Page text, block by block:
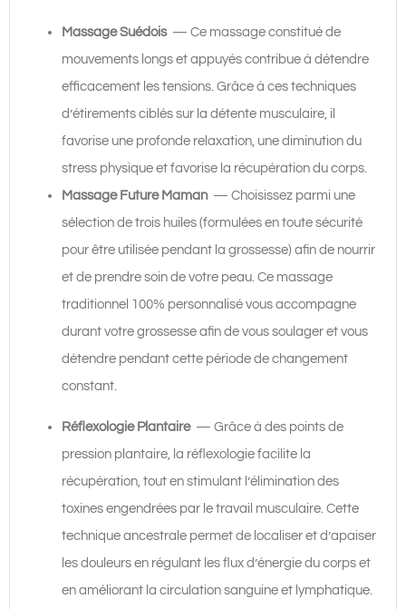
Massage Suédois— Ce massage constitué de
mouvements longs et appuyés contribue à détendre
efficacement les tensions. Grâce à ces techniques
d’étirements ciblés sur la détente musculaire, il
favorise une profonde relaxation, une diminution du
stress physique et favorise la récupération du corps.
Massage Future Maman— Choisissez parmi une
sélection de trois huiles (formulées en toute sécurité
pour être utilisée pendant la grossesse) afin de nourrir
et de prendre soin de votre peau. Ce massage
traditionnel 100% personnalisé vous accompagne
durant votre grossesse afin de vous soulager et vous
détendre pendant cette période de changement
constant.
Réflexologie Plantaire— Grâce à des points de
pression plantaire, la réflexologie facilite la
récupération, tout en stimulant l’élimination des
toxines engendrées par le travail musculaire. Cette
technique ancestrale permet de localiser et d’apaiser
les douleurs en régulant les flux d’énergie du corps et
en améliorant la circulation sanguine et lymphatique.